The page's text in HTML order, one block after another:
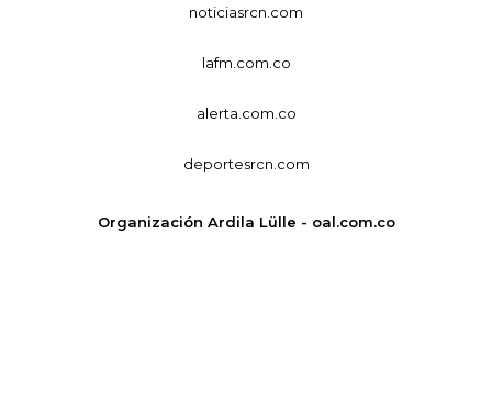
noticiasrcn.com
lafm.com.co
alerta.com.co
deportesrcn.com
Organización Ardila Lülle - oal.com.co